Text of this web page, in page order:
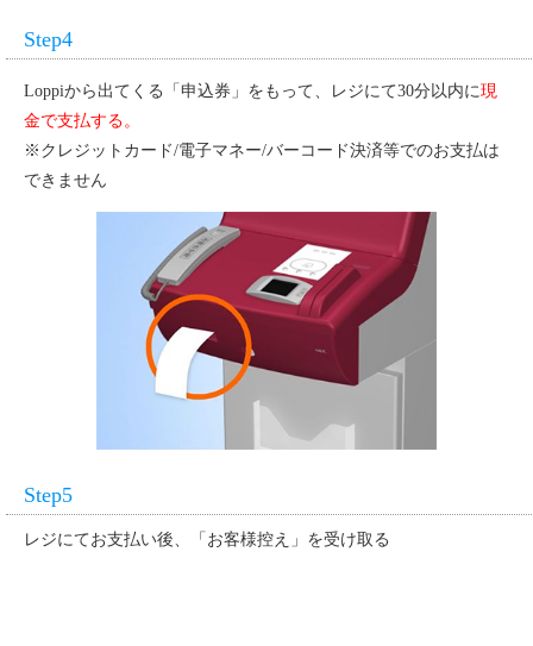
Step4
Loppiから出てくる「申込券」をもって、レジにて30分以内に現
金で支払する。
※クレジットカード/電子マネー/バーコード決済等でのお支払は
できません
Step5
レジにてお支払い後、「お客様控え」を受け取る